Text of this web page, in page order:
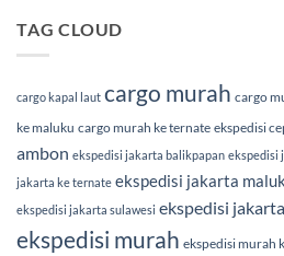
TAG CLOUD
cargo kapal laut cargo murah cargo
ke maluku cargo murah ke ternate ekspedisi
ambon ekspedisi jakarta balikpapan ekspedisi
jakarta ke ternate ekspedisi jakarta
ekspedisi jakarta sulawesi ekspedisi
ekspedisi murah ekspedisi murah